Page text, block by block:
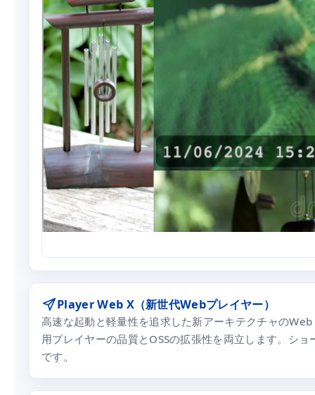
Player Web X（新世代Webプレイヤー）
高速な起動と軽量性を追求した新アーキテクチャの
用プレイヤーの品質とOSSの拡張性を両立します。シ
です。